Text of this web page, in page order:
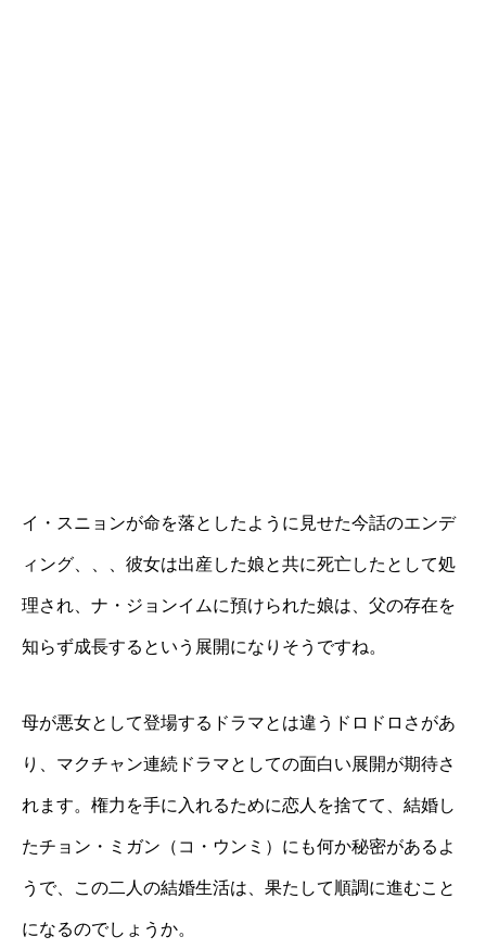
イ・スニョンが命を落としたように見せた今話のエンデ
ィング、、、彼女は出産した娘と共に死亡したとして処
理され、ナ・ジョンイムに預けられた娘は、父の存在を
知らず成長するという展開になりそうですね。
母が悪女として登場するドラマとは違うドロドロさがあ
り、マクチャン連続ドラマとしての面白い展開が期待さ
れます。権力を手に入れるために恋人を捨てて、結婚し
たチョン・ミガン（コ・ウンミ）にも何か秘密があるよ
うで、この二人の結婚生活は、果たして順調に進むこと
になるのでしょうか。